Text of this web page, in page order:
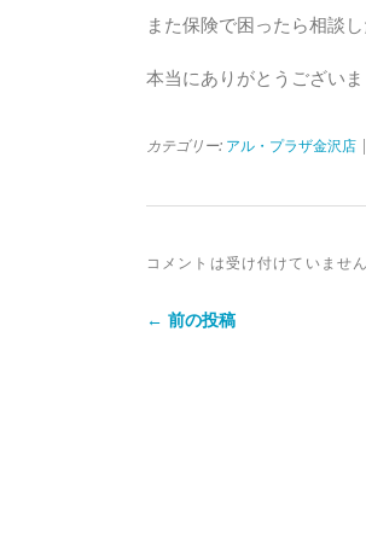
また保険で困ったら相談し
本当にありがとうございま
カテゴリー: アル・プラザ金沢店
コメントは受け付けていません
← 前の投稿